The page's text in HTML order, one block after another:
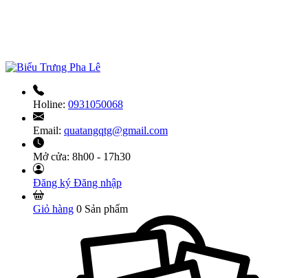
Holine: 0931050068
Email: quatangqtg@gmail.com
Mở cửa: 8h00 - 17h30
Đăng ký Đăng nhập
Giỏ hàng 0 Sản phẩm